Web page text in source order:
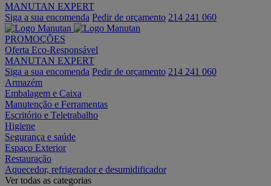
MANUTAN EXPERT
Siga a sua encomenda Pedir de orçamento 214 241 060
PROMOÇÕES
Oferta Eco-Responsável
MANUTAN EXPERT
Siga a sua encomenda Pedir de orçamento 214 241 060
Armazém
Embalagem e Caixa
Manutenção e Ferramentas
Escritório e Teletrabalho
Higiene
Segurança e saúde
Espaço Exterior
Restauração
Aquecedor, refrigerador e desumidificador
Ver todas as categorias